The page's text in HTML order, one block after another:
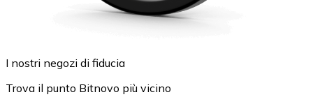
I nostri negozi di fiducia
Trova il punto Bitnovo più vicino